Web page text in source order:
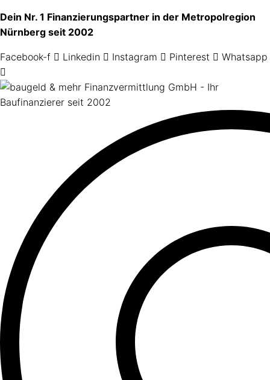
Skip
to
Dein Nr. 1 Finanzierungspartner in der Metropolregion
Nürnberg seit 2002
Facebook-f Linkedin Instagram Pinterest Whatsapp